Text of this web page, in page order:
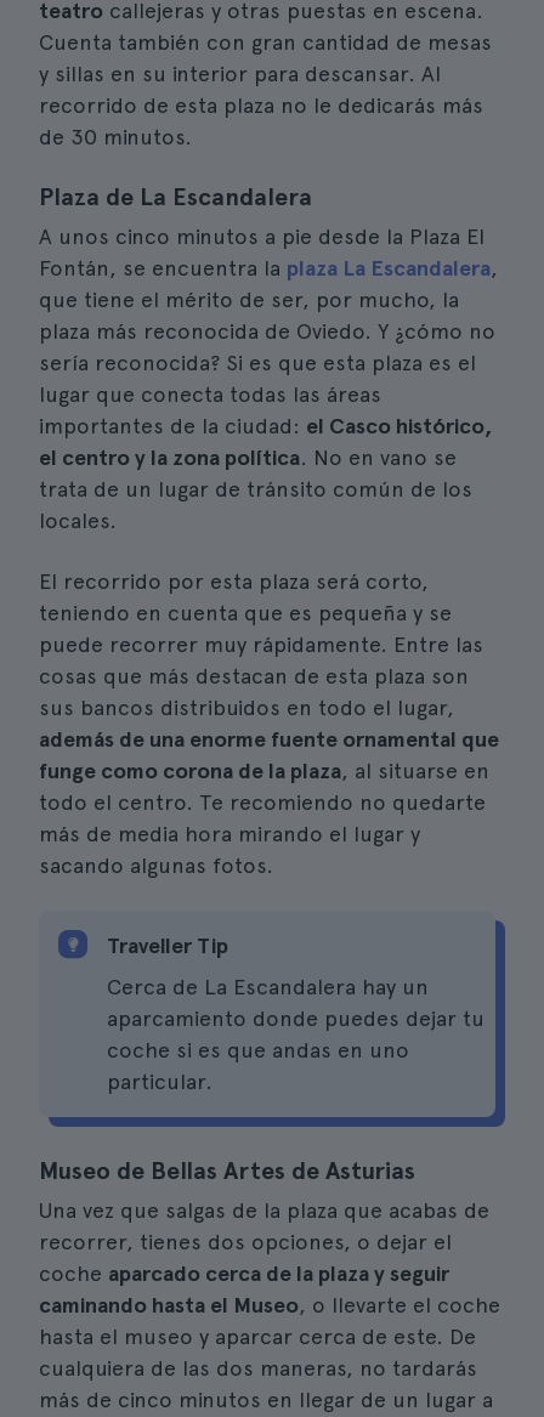
teatro callejeras y otras puestas en escena.
Cuenta también con gran cantidad de mesas
y sillas en su interior para descansar. Al
recorrido de esta plaza no le dedicarás más
de 30 minutos.
Plaza de La Escandalera
A unos cinco minutos a pie desde la Plaza El
Fontán, se encuentra la plaza La Escandalera,
que tiene el mérito de ser, por mucho, la
plaza más reconocida de Oviedo. Y ¿cómo no
sería reconocida? Si es que esta plaza es el
lugar que conecta todas las áreas
importantes de la ciudad: el Casco histórico,
el centro y la zona política. No en vano se
trata de un lugar de tránsito común de los
locales.
El recorrido por esta plaza será corto,
teniendo en cuenta que es pequeña y se
puede recorrer muy rápidamente. Entre las
cosas que más destacan de esta plaza son
sus bancos distribuidos en todo el lugar,
además de una enorme fuente ornamental que
funge como corona de la plaza, al situarse en
todo el centro. Te recomiendo no quedarte
más de media hora mirando el lugar y
sacando algunas fotos.
Traveller Tip
Cerca de La Escandalera hay un
aparcamiento donde puedes dejar tu
coche si es que andas en uno
particular.
Museo de Bellas Artes de Asturias
Una vez que salgas de la plaza que acabas de
recorrer, tienes dos opciones, o dejar el
coche aparcado cerca de la plaza y seguir
caminando hasta el Museo, o llevarte el coche
hasta el museo y aparcar cerca de este. De
cualquiera de las dos maneras, no tardarás
más de cinco minutos en llegar de un lugar a